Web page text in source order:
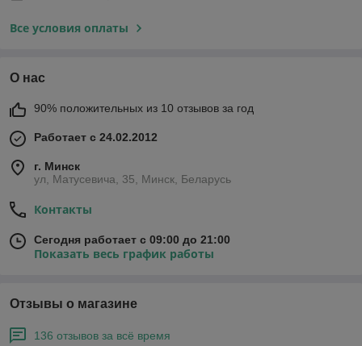
Все условия оплаты
О нас
90% положительных из 10 отзывов за год
Работает с 24.02.2012
г. Минск
ул, Матусевича, 35, Минск, Беларусь
Контакты
Сегодня работает с 09:00 до 21:00
Показать весь график работы
Отзывы о магазине
136 отзывов за всё время